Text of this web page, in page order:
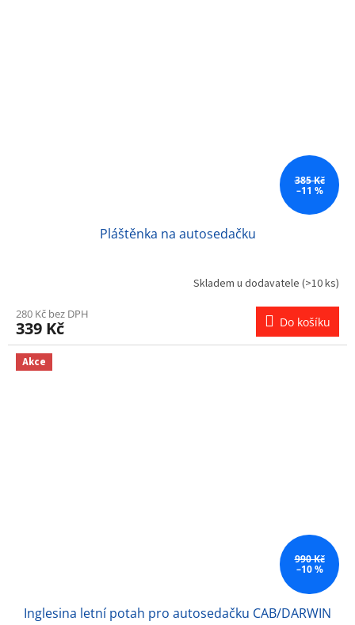
385 Kč
–11 %
Pláštěnka na autosedačku
Skladem u dodavatele (>10 ks)
280 Kč bez DPH
339 Kč Do košíku
Akce
990 Kč
–10 %
Inglesina letní potah pro autosedačku CAB/DARWIN